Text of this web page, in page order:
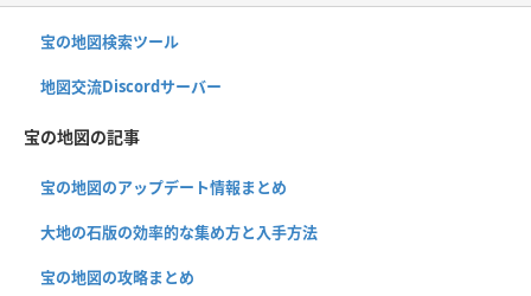
宝の地図検索ツール
地図交流Discordサーバー
宝の地図の記事
宝の地図のアップデート情報まとめ
大地の石版の効率的な集め方と入手方法
宝の地図の攻略まとめ